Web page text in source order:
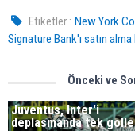
Etiketler : New York
Signature Bank'ı satın
Önceki ve
Juventus, Inter'i
deplasmanda tek golle